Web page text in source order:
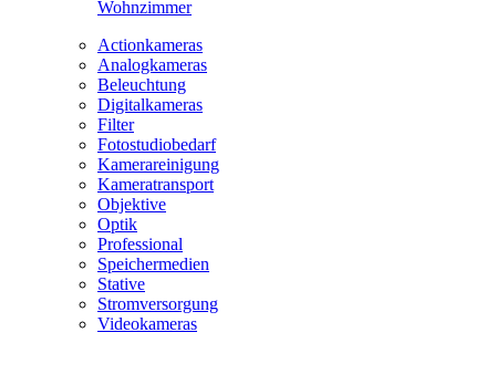
Wohnzimmer
Actionkameras
Analogkameras
Beleuchtung
Digitalkameras
Filter
Fotostudiobedarf
Kamerareinigung
Kameratransport
Objektive
Optik
Professional
Speichermedien
Stative
Stromversorgung
Videokameras